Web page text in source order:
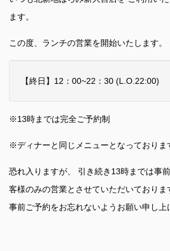
ます。
この度、ランチの営業を開始いたします。
【終日】12：00~22：30 (L.O.22:00)
※13時までは完全ご予約制
※ディナーと同じメニューとなっておりま
恐れ入りますが、 引き続き13時までは事
客様のみの営業とさせていただいておりま
事前ご予約をお忘れないようお願い申し上